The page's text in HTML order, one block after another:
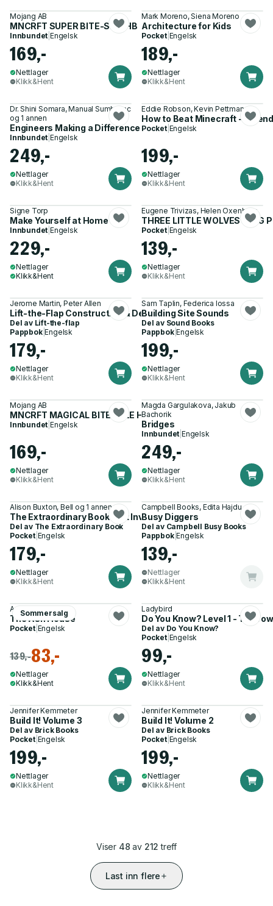
Mojang AB
MNCRFT SUPER BITE-SIZE HB
Innbundet |Engelsk
169,-
Nettlager
Klikk&Hent
Mark Moreno, Siena Moreno
Architecture for Kids
Pocket| Engelsk
189,-
Nettlager
Klikk&Hent
Dr. Shini Somara, Manual Sumberac
og 1 annen
Engineers Making a Difference
Innbundet |Engelsk
249,-
Nettlager
Klikk&Hent
Eddie Robson, Kevin Pettman
How to Beat Minecraft -
Pocket| Engelsk
199,-
Nettlager
Klikk&Hent
Signe Torp
Make Yourself at Home
Innbundet |Engelsk
229,-
Nettlager
Klikk&Hent
Eugene Trivizas, Helen Oxenbury
THREE LITTLE WOLVES & BIG
Pocket| Engelsk
139,-
Nettlager
Klikk&Hent
Jerome Martin, Peter Allen
Lift-the-Flap Construction & Demolition
Del av Lift-the-flap
Pappbok|Engelsk
179,-
Nettlager
Klikk&Hent
Sam Taplin, Federica Iossa
Building Site Sounds
Del av Sound Books
Pappbok|Engelsk
199,-
Nettlager
Klikk&Hent
Mojang AB
MNCRFT MAGICAL BITE-SIZE HB
Innbundet |Engelsk
169,-
Nettlager
Klikk&Hent
Magda Gargulakova, Jakub
Bachorik
Bridges
Innbundet |Engelsk
249,-
Nettlager
Klikk&Hent
Alison Buxton, Bell og 1 annen
The Extraordinary Book that Invents Itself
Del av The Extraordinary Book
Pocket| Engelsk
179,-
Nettlager
Klikk&Hent
Campbell Books, Edita Hajdu
Busy Diggers
Del av Campbell Busy Books
Pappbok|Engelsk
139,-
Nettlager
Klikk&Hent
Sommersalg
Angharad Walker
The Ash House
Pocket| Engelsk
139,-83,-
Nettlager
Klikk&Hent
Ladybird
Do You Know? Level 1 - Tall
Del av Do You Know?
Pocket| Engelsk
99,-
Nettlager
Klikk&Hent
Jennifer Kemmeter
Build It! Volume 3
Del av Brick Books
Pocket| Engelsk
199,-
Nettlager
Klikk&Hent
Jennifer Kemmeter
Build It! Volume 2
Del av Brick Books
Pocket| Engelsk
199,-
Nettlager
Klikk&Hent
Viser 48 av 212 treff
Last inn flere